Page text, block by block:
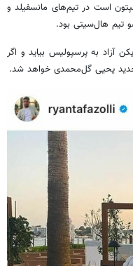
است در تیم‌های مانسفیلد و
تیم هال‌سیتی بود.
آزاد به پرسپولیس بیاید و اگر
جدید یحیی گل‌محمدی خواهد شد.